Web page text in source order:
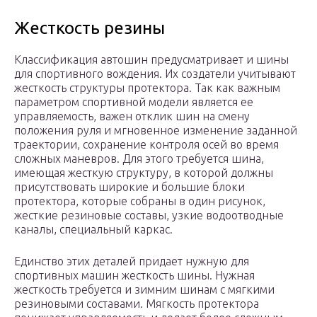
Жесткость резины
Классификация автошин предусматривает и шины
для спортивного вождения. Их создатели учитывают
жесткость структуры протектора. Так как важным
параметром спортивной модели является ее
управляемость, важен отклик шин на смену
положения руля и мгновенное изменение заданной
траектории, сохранение контроля осей во время
сложных маневров. Для этого требуется шина,
имеющая жесткую структуру, в которой должны
присутствовать широкие и большие блоки
протектора, которые собраны в один рисунок,
жесткие резиновые составы, узкие водоотводные
каналы, специальный каркас.
Единство этих деталей придает нужную для
спортивных машин жесткость шины. Нужная
жесткость требуется и зимним шинам с мягкими
резиновыми составами. Мягкость протектора